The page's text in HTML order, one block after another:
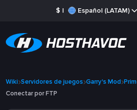
$ | Español (LATAM)
Wiki Servidores de juegos Garry's Mod
Conectar por FTP